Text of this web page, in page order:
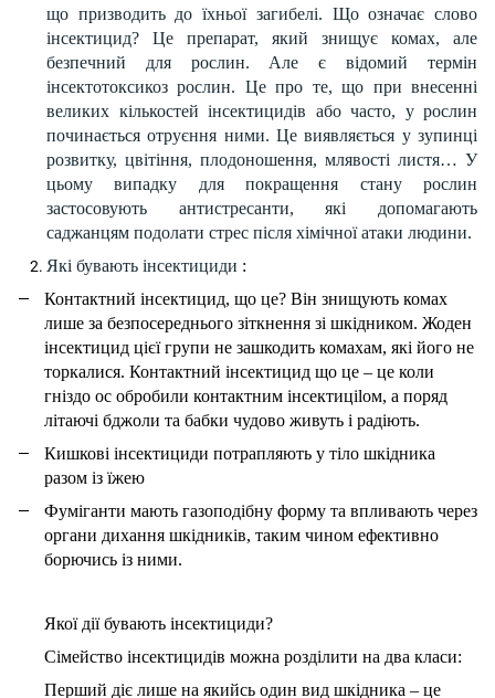
що призводить до їхньої загибелі. Що означає слово
інсектицид? Це препарат, який знищує комах, але
безпечний для рослин. Але є відомий термін
інсектотоксикоз рослин. Це про те, що при внесенні
великих кількостей інсектицидів або часто, у рослин
починається отруєння ними. Це виявляється у зупинці
розвитку, цвітіння, плодоношення, млявості листя… У
цьому випадку для покращення стану рослин
застосовують антистресанти, які допомагають
саджанцям подолати стрес після хімічної атаки людини.
Які бувають інсектициди :
Контактний інсектицид, що це? Він знищують комах
лише за безпосереднього зіткнення зі шкідником. Жоден
інсектицид цієї групи не зашкодить комахам, які його не
торкалися. Контактний інсектицид що це – це коли
гніздо ос обробили контактним інсектиціlом, а поряд
літаючі бджоли та бабки чудово живуть і радіють.
Кишкові інсектициди потрапляють у тіло шкідника
разом із їжею
Фуміганти мають газоподібну форму та впливають через
органи дихання шкідників, таким чином ефективно
борючись із ними.
Якої дії бувають інсектициди?
Сімейство інсектицидів можна розділити на два класи:
Перший діє лише на якийсь один вид шкідника – це